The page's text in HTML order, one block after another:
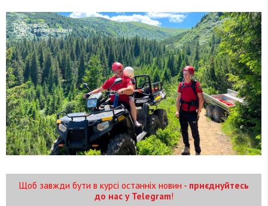
Щоб завжди бути в курсі останніх новин - приєднуйтесь
до нас у Telegram!